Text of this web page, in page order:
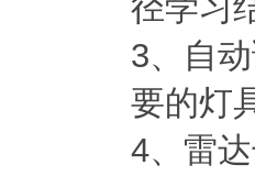
径学习
3、自
要的灯
4、雷